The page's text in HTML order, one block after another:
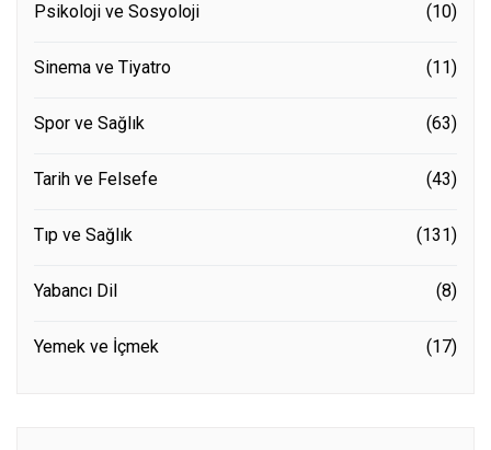
Psikoloji ve Sosyoloji (10)
Sinema ve Tiyatro (11)
Spor ve Sağlık (63)
Tarih ve Felsefe (43)
Tıp ve Sağlık (131)
Yabancı Dil (8)
Yemek ve İçmek (17)